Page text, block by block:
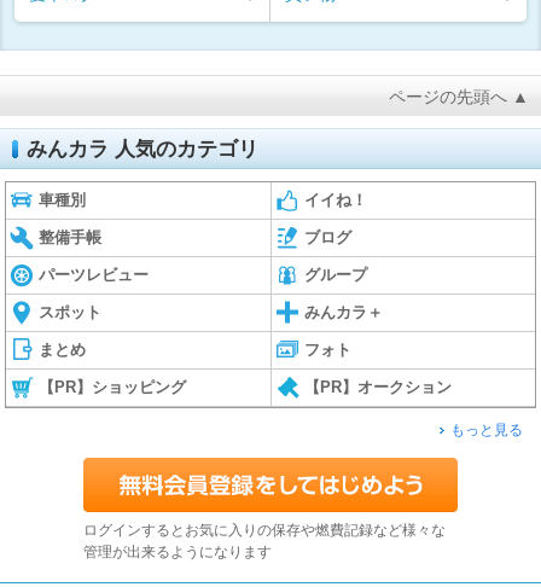
ページの先頭へ ▲
みんカラ 人気のカテゴリ
車種別 イイね！
整備手帳 ブログ
パーツレビュー グループ
スポット みんカラ＋
まとめ フォト
【PR】ショッピング 【PR】オークション
もっと見る
ログインするとお気に入りの保存や燃費記録など様々な
管理が出来るようになります